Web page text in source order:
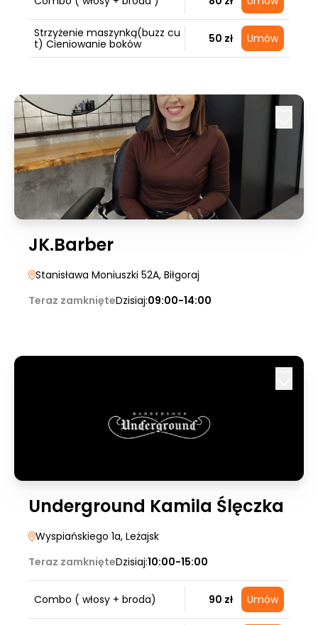
Strzyżenie maszynką(buzz cu
t) Cieniowanie boków
50 zł Umów
JK.Barber
Stanisława Moniuszki 52A, Biłgoraj
Teraz zamknięteDzisiaj:09:00-14:00
Underground Kamila Ślęczka
Wyspiańskiego 1a, Leżajsk
Teraz zamknięteDzisiaj:10:00-15:00
Combo ( włosy + broda) 90 zł Umów